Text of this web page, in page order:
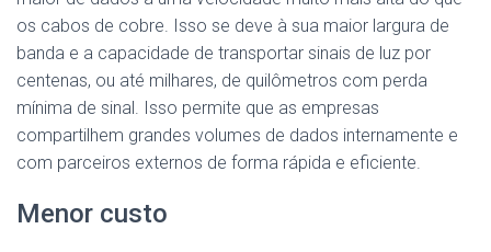
os cabos de cobre. Isso se deve à sua maior largura de
banda e a capacidade de transportar sinais de luz por
centenas, ou até milhares, de quilômetros com perda
mínima de sinal. Isso permite que as empresas
compartilhem grandes volumes de dados internamente e
com parceiros externos de forma rápida e eficiente.
Menor custo